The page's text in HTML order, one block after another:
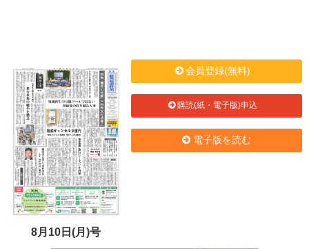
8月10日(月)号
会員登録(無料)
購読(紙・電子版)申込
電子版を読む